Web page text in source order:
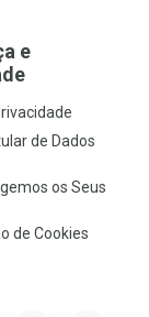
e
de Dados
os Seus
de Cookies